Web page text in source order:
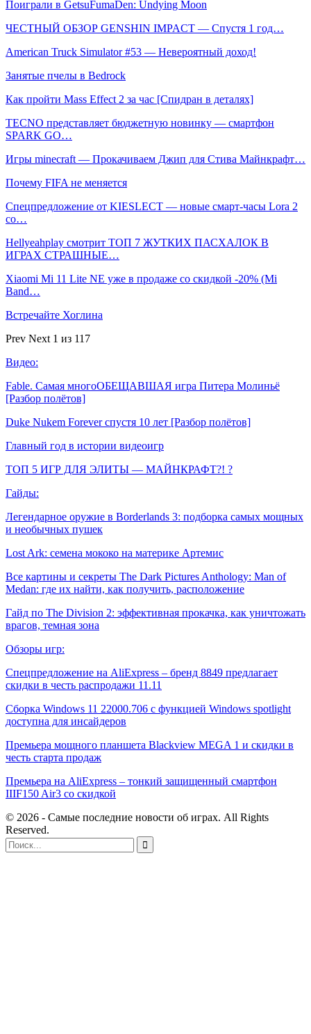
Поиграли в GetsuFumaDen: Undying Moon
ЧЕСТНЫЙ ОБЗОР GENSHIN IMPACT — Спустя 1 год…
American Truck Simulator #53 — Невероятный доход!
Занятые пчелы в Bedrock
Как пройти Mass Effect 2 за час [Спидран в деталях]
TECNO представляет бюджетную новинку — смартфон
SPARK GO…
Игры minecraft — Прокачиваем Джип для Стива Майнкрафт…
Почему FIFA не меняется
Спецпредложение от KIESLECT — новые смарт-часы Lora 2
со…
Hellyeahplay смотрит ТОП 7 ЖУТКИХ ПАСХАЛОК В
ИГРАХ СТРАШНЫЕ…
Xiaomi Mi 11 Lite NE уже в продаже со скидкой -20% (Mi
Band…
Встречайте Хоглина
Prev Next 1 из 117
Видео:
Fable. Самая многоОБЕЩАВШАЯ игра Питера Молиньё
[Разбор полётов]
Duke Nukem Forever спустя 10 лет [Разбор полётов]
Главный год в истории видеоигр
ТОП 5 ИГР ДЛЯ ЭЛИТЫ — МАЙНКРАФТ?! ?
Гайды:
Легендарное оружие в Borderlands 3: подборка самых мощных
и необычных пушек
Lost Ark: cемена мококо на материке Артемис
Все картины и секреты The Dark Pictures Anthology: Man of
Medan: где их найти, как получить, расположение
Гайд по The Division 2: эффективная прокачка, как уничтожать
врагов, темная зона
Обзоры игр:
Спецпредложение на AliExpress – бренд 8849 предлагает
скидки в честь распродажи 11.11
Сборка Windows 11 22000.706 с функцией Windows spotlight
доступна для инсайдеров
Премьера мощного планшета Blackview MEGA 1 и скидки в
честь старта продаж
Премьера на AliExpress – тонкий защищенный смартфон
IIIF150 Air3 со скидкой
© 2026 - Самые последние новости об играх. All Rights
Reserved.